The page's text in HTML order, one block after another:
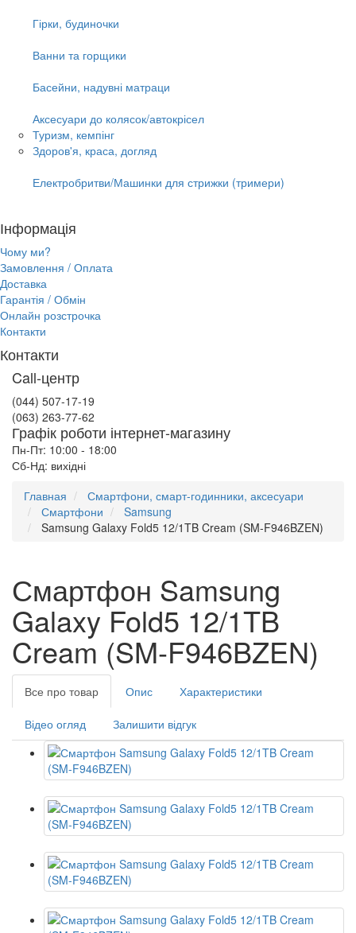
Гірки, будиночки
Ванни та горщики
Басейни, надувні матраци
Аксесуари до колясок/автокрісел
Туризм, кемпінг
Здоров'я, краса, догляд
Електробритви/Машинки для стрижки (тримери)
Інформація
Чому ми?
Замовлення / Оплата
Доставка
Гарантія / Обмін
Онлайн розстрочка
Контакти
Контакти
Call-центр
(044) 507-17-19
(063) 263-77-62
Графік роботи інтернет-магазину
Пн-Пт: 10:00 - 18:00
Сб-Нд: вихідні
Главная
Смартфони, смарт-годинники, аксесуари
Смартфони
Samsung
Samsung Galaxy Fold5 12/1TB Cream (SM-F946BZEN)
Смартфон Samsung
Galaxy Fold5 12/1TB
Cream (SM-F946BZEN)
Все про товар Опис Характеристики
Відео огляд Залишити відгук